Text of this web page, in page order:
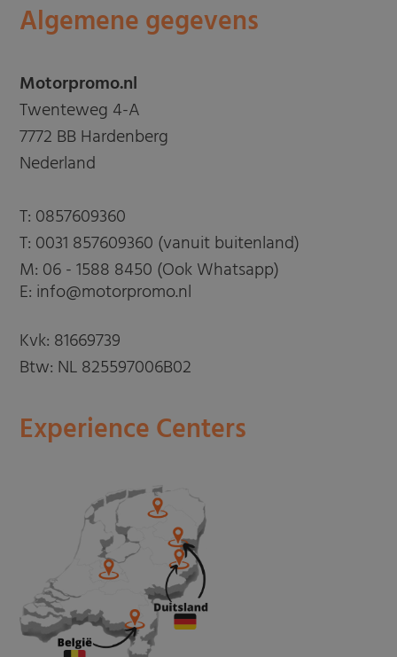
Algemene gegevens
Motorpromo.nl
Twenteweg 4-A
7772 BB Hardenberg
Nederland
T: 0857609360
T: 0031 857609360 (vanuit buitenland)
M: 06 - 1588 8450 (Ook Whatsapp)
E: info@motorpromo.nl
Kvk: 81669739
Btw: NL 825597006B02
Experience Centers